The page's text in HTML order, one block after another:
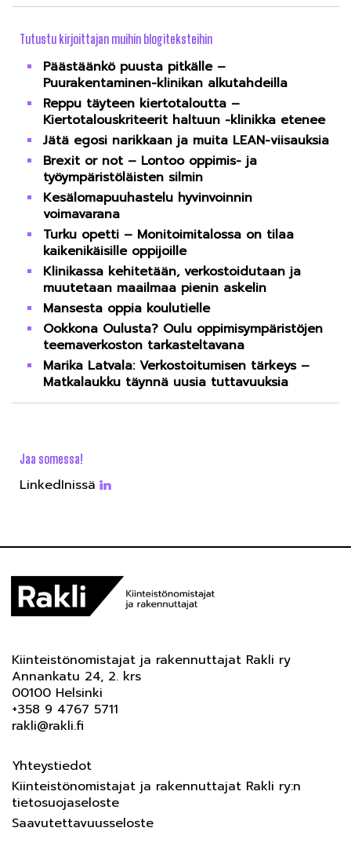
Tutustu kirjoittajan muihin blogiteksteihin
Päästäänkö puusta pitkälle –
Puurakentaminen-klinikan alkutahdeilla
Reppu täyteen kiertotaloutta –
Kiertotalouskriteerit haltuun -klinikka etenee
Jätä egosi narikkaan ja muita LEAN-viisauksia
Brexit or not – Lontoo oppimis- ja
työympäristöläisten silmin
Kesälomapuuhastelu hyvinvoinnin
voimavarana
Turku opetti – Monitoimitalossa on tilaa
kaikenikäisille oppijoille
Klinikassa kehitetään, verkostoidutaan ja
muutetaan maailmaa pienin askelin
Mansesta oppia koulutielle
Ookkona Oulusta? Oulu oppimisympäristöjen
teemaverkoston tarkasteltavana
Marika Latvala: Verkostoitumisen tärkeys –
Matkalaukku täynnä uusia tuttavuuksia
Jaa somessa!
LinkedInissä
Kiinteistönomistajat ja rakennuttajat Rakli ry
Annankatu 24, 2. krs
00100 Helsinki
+358 9 4767 5711
rakli@rakli.fi
Yhteystiedot
Kiinteistönomistajat ja rakennuttajat Rakli ry:n
tietosuojaseloste
Saavutettavuusseloste